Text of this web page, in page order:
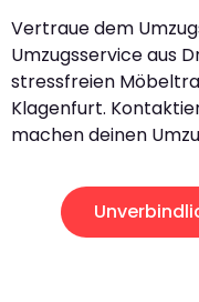
Vertraue dem
Umzugsservice aus
stressfreien
Klagenfurt.
machen deinen